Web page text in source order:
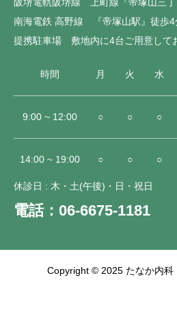
南海電鉄 高野線 『帝塚山駅』徒歩4
提携駐車場 敷地内に4台ご用意して
時間 月 火 水
9:00 ~ 12:00 ○ ○ ○
14:00 ~ 19:00 ○ ○ ○
休診日 : 木・土(午後)・日・祝日
電話：06-6675-1181
Copyright © 2025 たなか内科